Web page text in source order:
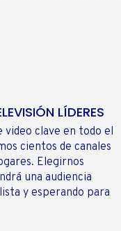
LÍDERES
video clave en todo el
cientos de canales
Elegirnos
una audiencia
y esperando para